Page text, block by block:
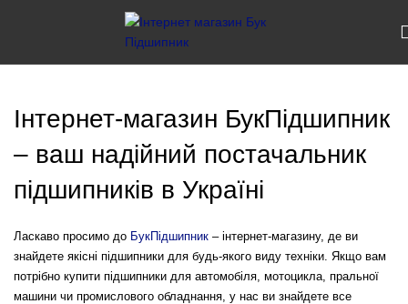
Інтернет-магазин БукПідшипник
– ваш надійний постачальник
підшипників в Україні
Ласкаво просимо до БукПідшипник – інтернет-магазину, де ви
знайдете якісні підшипники для будь-якого виду техніки. Якщо вам
потрібно купити підшипники для автомобіля, мотоцикла, пральної
машини чи промислового обладнання, у нас ви знайдете все